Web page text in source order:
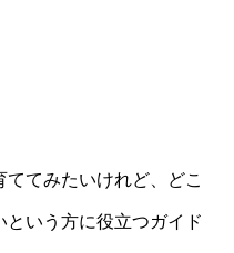
てみたいけれど、どこ
いう方に役立つガイド